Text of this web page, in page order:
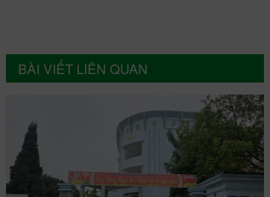
BÀI VIẾT LIÊN QUAN